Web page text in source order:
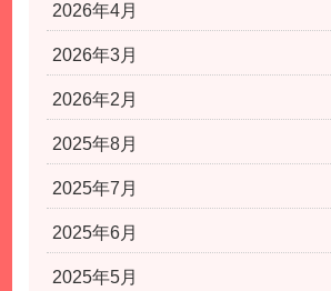
2026年4月
2026年3月
2026年2月
2025年8月
2025年7月
2025年6月
2025年5月